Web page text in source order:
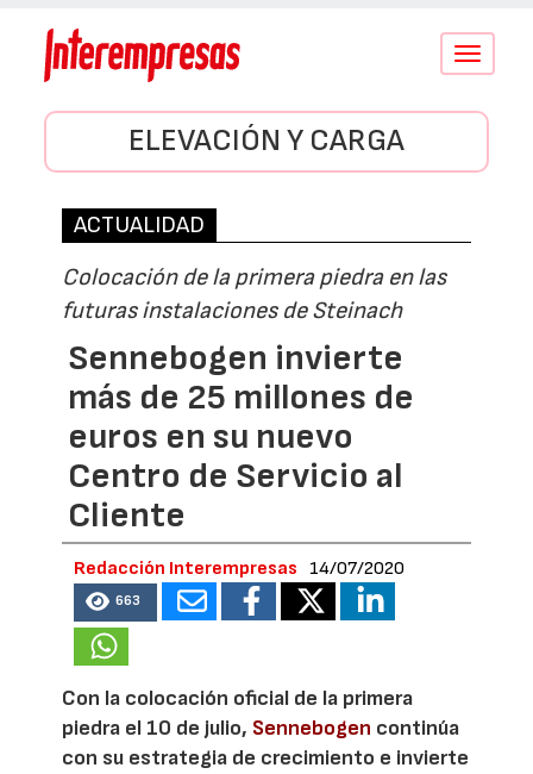
Conmutar
ELEVACIÓN Y CARGA
ACTUALIDAD
Colocación de la primera piedra en las
futuras instalaciones de Steinach
Sennebogen invierte
más de 25 millones de
euros en su nuevo
Centro de Servicio al
Cliente
Redacción Interempresas 14/07/2020
663
Con la colocación oficial de la primera
piedra el 10 de julio, Sennebogen continúa
con su estrategia de crecimiento e invierte